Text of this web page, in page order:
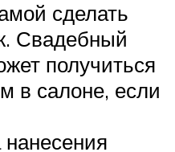
сделать
Свадебный
получиться
в салоне, если